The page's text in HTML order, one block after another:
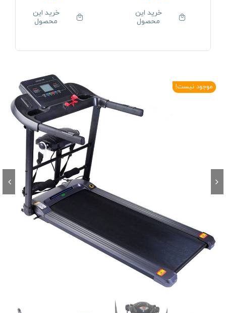
خرید این
محصول
خرید این
محصول
موجود نیست!